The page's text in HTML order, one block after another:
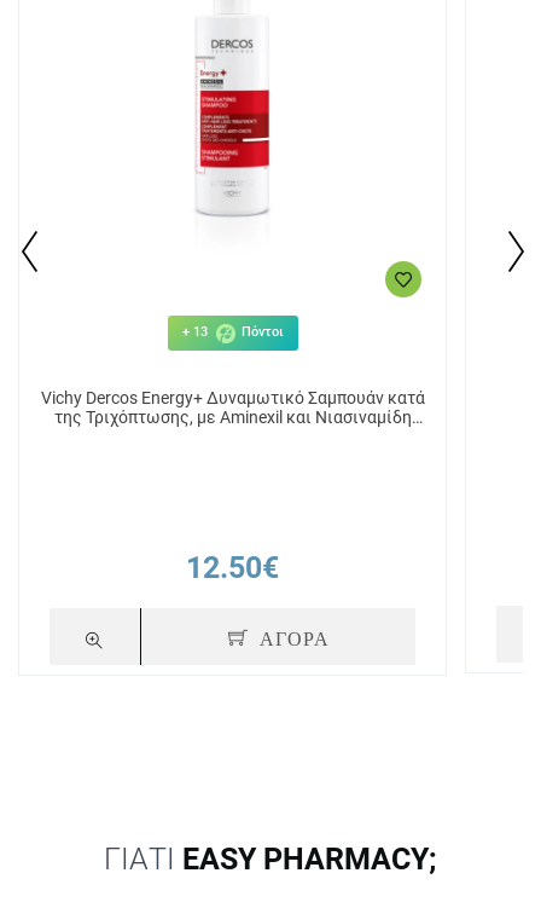
+ 13 Πόντοι
Vichy Dercos Energy+ Δυναμωτικό Σαμπουάν κατά
της Τριχόπτωσης, με Aminexil και Νιασιναμίδη
12.50€
ΑΓΟΡΑ
ΓΙΑΤΙ EASY PHARMACY;